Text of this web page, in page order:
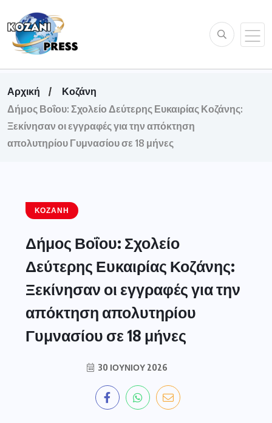
Αρχική
Κοζάνη
Δήμος Βοΐου: Σχολείο Δεύτερης Ευκαιρίας Κοζάνης:
Ξεκίνησαν οι εγγραφές για την απόκτηση
απολυτηρίου Γυμνασίου σε 18 μήνες
ΚΟΖΆΝΗ
Δήμος Βοΐου: Σχολείο
Δεύτερης Ευκαιρίας Κοζάνης:
Ξεκίνησαν οι εγγραφές για την
απόκτηση απολυτηρίου
Γυμνασίου σε 18 μήνες
30 ΙΟΥΝΊΟΥ 2026